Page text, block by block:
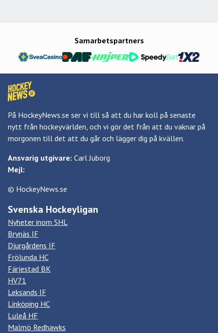
Samarbetspartners
På HockeyNews.se ser vi till så att du har koll på senaste
nytt från hockeyvärlden, och vi gör det från att du vaknar på
morgonen till det att du går och lägger dig på kvällen.
Ansvarig utgivare: Carl Juborg
Mejl:
© HockeyNews.se
Svenska Hockeyligan
Nyheter inom SHL
Brynäs IF
Djurgårdens IF
Frölunda HC
Färjestad BK
HV71
Leksands IF
Linköping HC
Luleå HF
Malmö Redhawks